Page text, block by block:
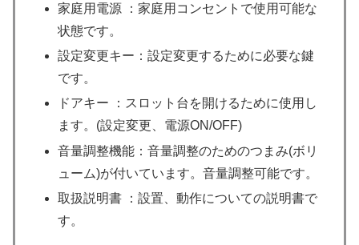
家庭用電源 ：家庭用コンセントで使用可能な
状態です。
設定変更キー：設定変更するために必要な鍵
です。
ドアキー ：スロット台を開けるために使用し
ます。(設定変更、電源ON/OFF)
音量調整機能：音量調整のためのつまみ(ボリ
ューム)が付いています。音量調整可能です。
取扱説明書 ：設置、動作についての説明書で
す。